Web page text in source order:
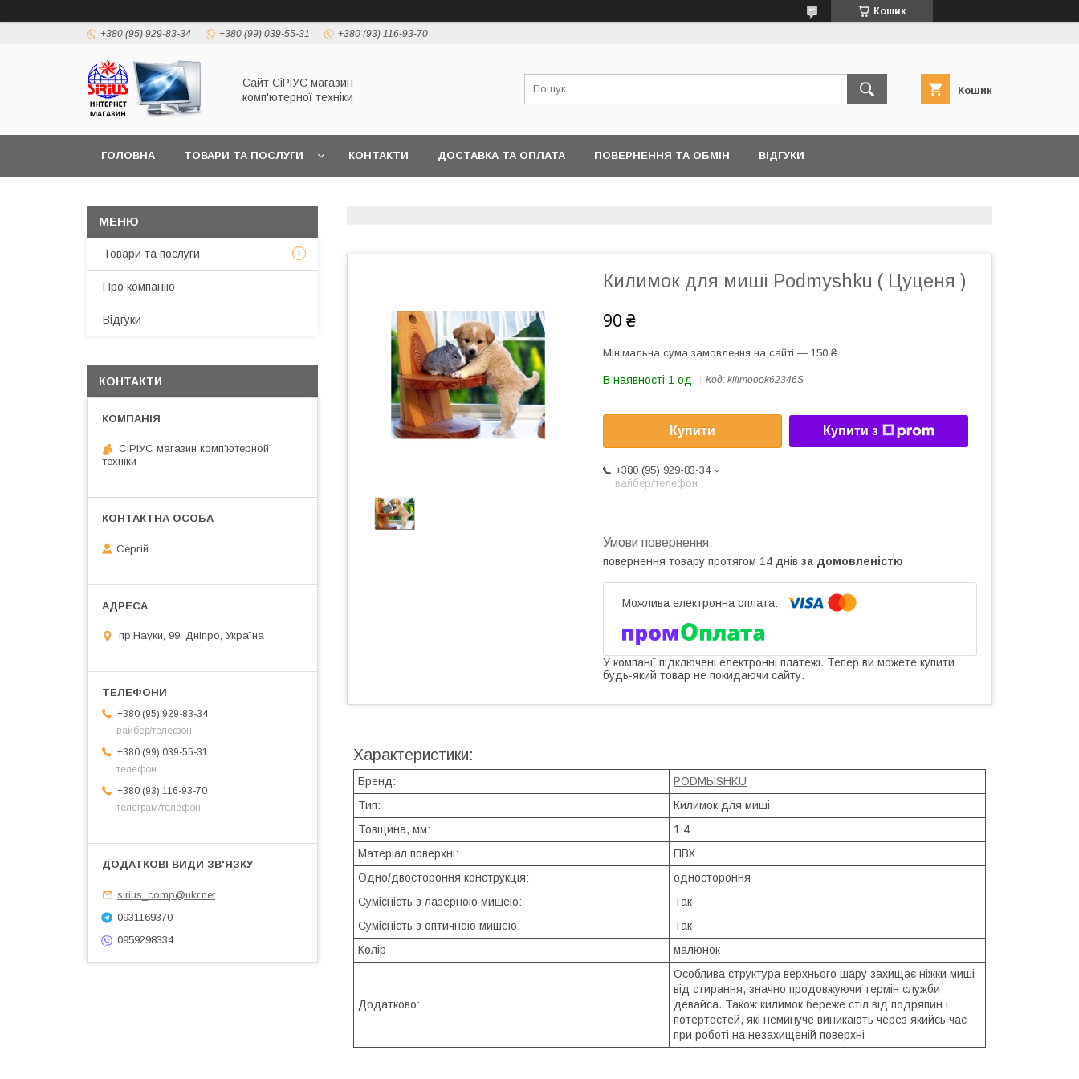
Кошик
+380 (95) 929-83-34 +380 (99) 039-55-31 +380 (93) 116-93-70
Сайт СiРiУС магазин
комп'ютерної техніки
Кошик
ГОЛОВНА ТОВАРИ ТА ПОСЛУГИ КОНТАКТИ ДОСТАВКА ТА ОПЛАТА ПОВЕРНЕННЯ ТА ОБМІН ВІДГУКИ
Килимок для миші Podmyshku ( Цуценя )
90 ₴
Мінімальна сума замовлення на сайті — 150 ₴
В наявності 1 од. Код: kilimoook62346S
Купити Купити з
+380 (95) 929-83-34
вайбер/телефон
повернення товару протягом 14 днів за домовленістю
У компанії підключені електронні платежі. Тепер ви можете купити
будь-який товар не покидаючи сайту.
Характеристики:
Бренд:
PODMЫSHKU
Тип:
Килимок для миші
Товщина, мм:
1,4
Матеріал поверхні:
ПВХ
Одно/двостороння конструкція:
одностороння
Сумісність з лазерною мишею:
Так
Сумісність з оптичною мишею:
Так
Колір
малюнок
Додатково:
Особлива структура верхнього шару захищає ніжки миші
від стирання, значно продовжуючи термін служби
девайса. Також килимок береже стіл від подряпин і
потертостей, які неминуче виникають через якийсь час
при роботі на незахищеній поверхні
Товари та послуги
Про компанію
Відгуки
КОНТАКТИ
СiРiУС магазин комп'ютерной
техніки
Сергій
пр.Науки, 99, Дніпро, Україна
+380 (95) 929-83-34
вайбер/телефон
+380 (99) 039-55-31
телефон
+380 (93) 116-93-70
телеграм/телефон
sirius_comp@ukr.net
0931169370
0959298334